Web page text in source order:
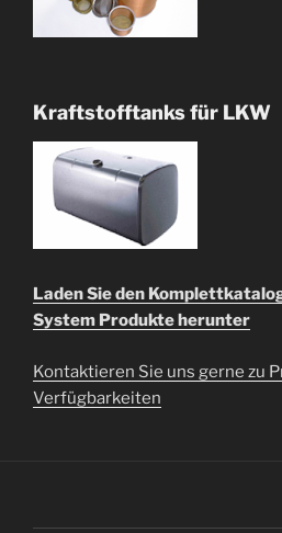
Kraftstofftanks für LKW
Laden Sie den
System Produkte herunter
Kontaktieren Sie uns gerne zu
Verfügbarkeiten